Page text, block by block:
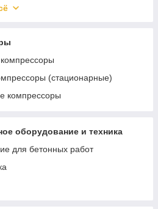
MIG/MAG
комплектующие для сварки и
(стационарные)
компрессоры
оборудование и техника
для бетонных работ